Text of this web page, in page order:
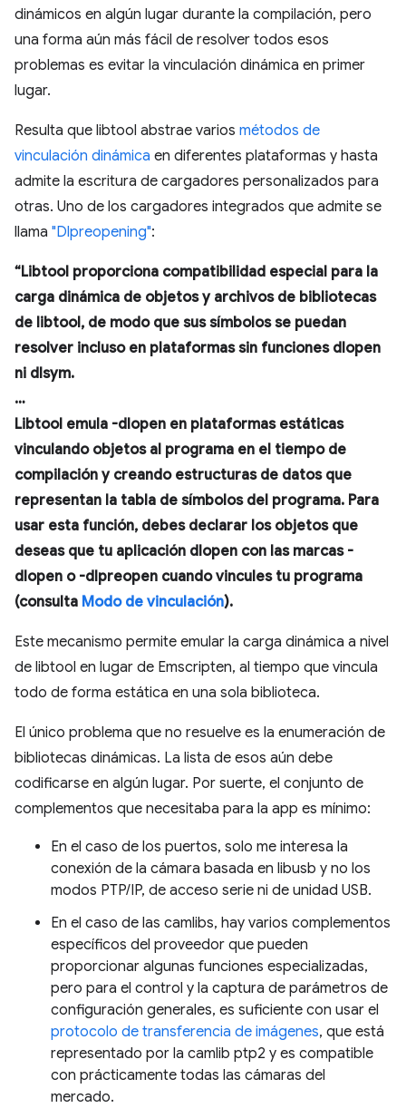
dinámicos en algún lugar durante la compilación, pero
una forma aún más fácil de resolver todos esos
problemas es evitar la vinculación dinámica en primer
lugar.
Resulta que libtool abstrae varios métodos de
vinculación dinámica en diferentes plataformas y hasta
admite la escritura de cargadores personalizados para
otras. Uno de los cargadores integrados que admite se
llama "Dlpreopening":
“Libtool proporciona compatibilidad especial para la
carga dinámica de objetos y archivos de bibliotecas
de libtool, de modo que sus símbolos se puedan
resolver incluso en plataformas sin funciones dlopen
ni dlsym.
…
Libtool emula -dlopen en plataformas estáticas
vinculando objetos al programa en el tiempo de
compilación y creando estructuras de datos que
representan la tabla de símbolos del programa. Para
usar esta función, debes declarar los objetos que
deseas que tu aplicación dlopen con las marcas -
dlopen o -dlpreopen cuando vincules tu programa
(consulta Modo de vinculación).
Este mecanismo permite emular la carga dinámica a nivel
de libtool en lugar de Emscripten, al tiempo que vincula
todo de forma estática en una sola biblioteca.
El único problema que no resuelve es la enumeración de
bibliotecas dinámicas. La lista de esos aún debe
codificarse en algún lugar. Por suerte, el conjunto de
complementos que necesitaba para la app es mínimo:
En el caso de los puertos, solo me interesa la
conexión de la cámara basada en libusb y no los
modos PTP/IP, de acceso serie ni de unidad USB.
En el caso de las camlibs, hay varios complementos
específicos del proveedor que pueden
proporcionar algunas funciones especializadas,
pero para el control y la captura de parámetros de
configuración generales, es suficiente con usar el
protocolo de transferencia de imágenes, que está
representado por la camlib ptp2 y es compatible
con prácticamente todas las cámaras del
mercado.